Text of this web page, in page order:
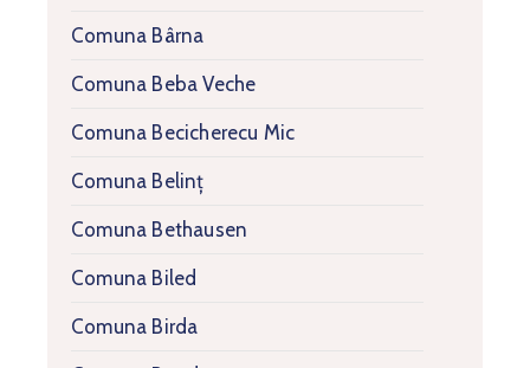
Comuna Bârna
Comuna Beba Veche
Comuna Becicherecu Mic
Comuna Belinț
Comuna Bethausen
Comuna Biled
Comuna Birda